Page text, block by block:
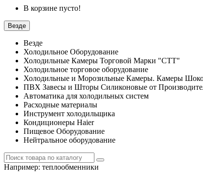
В корзине пусто!
Везде
Везде
Холодильное Оборудование
Холодильные Камеры Торговой Марки "СТТ"
Холодильное торговое оборудование
Холодильные и Морозильные Камеры. Камеры
ПВХ Завесы и Шторы Силиконовые от
Автоматика для холодильных систем
Расходные материалы
Инструмент холодильщика
Кондиционеры Haier
Пищевое Оборудование
Нейтральное оборудование
Например: теплообменники